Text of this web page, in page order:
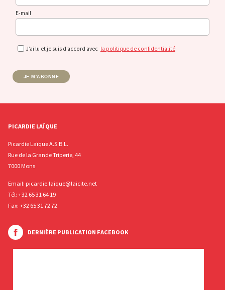
E-mail
J’ai lu et je suis d’accord avec la politique de confidentialité
JE M'ABONNE
PICARDIE LAÏQUE
Picardie Laïque A.S.B.L.
Rue de la Grande Triperie, 44
7000 Mons
Email: picardie.laique@laicite.net
Tél: +32 65 31 64 19
Fax: +32 65 31 72 72
DERNIÈRE PUBLICATION FACEBOOK